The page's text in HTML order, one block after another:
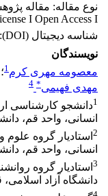
I Open Access I
شناسه دیجیتال (DOI):
نویسندگان
معصومه مهری کرم1؛
مهدی فهیمی*
4
1دانشجو کارشناسی
انسانی، واحد قم،
2 استادیار گروه
انسانی، واحد قم،
3 استادیار گروه
دانشگاه آزاد اسلامی،